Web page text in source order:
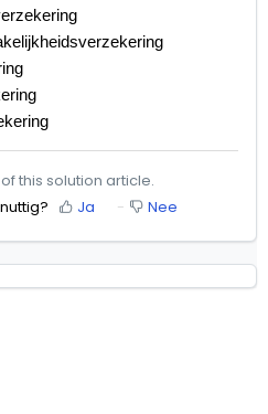
this solution article.
Ja Nee